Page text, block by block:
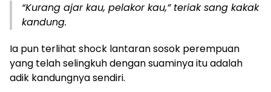
“Kurang ajar kau, pelakor kau,” teriak sang kakak
kandung.
Ia pun terlihat shock lantaran sosok perempuan
yang telah selingkuh dengan suaminya itu adalah
adik kandungnya sendiri.